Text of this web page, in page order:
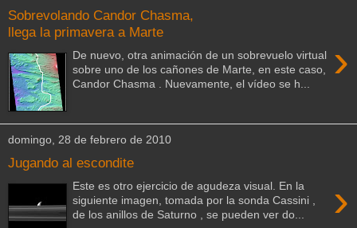
Sobrevolando Candor Chasma,
llega la primavera a Marte
›
De nuevo, otra animación de un sobrevuelo virtual
sobre uno de los cañones de Marte, en este caso,
Candor Chasma . Nuevamente, el vídeo se h...
domingo, 28 de febrero de 2010
Jugando al escondite
›
Este es otro ejercicio de agudeza visual. En la
siguiente imagen, tomada por la sonda Cassini ,
de los anillos de Saturno , se pueden ver do...